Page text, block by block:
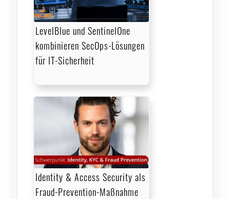
LevelBlue und SentinelOne
kombinieren SecOps-Lösungen
für IT-Sicherheit
Identity & Access Security als
Fraud-Prevention-Maßnahme